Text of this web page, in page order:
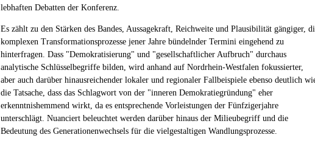
lebhaften Debatten der Konferenz.
Es zählt zu den Stärken des Bandes, Aussagekraft, Reichweite und Plausibilität gängiger,
komplexen Transformationsprozesse jener Jahre bündelnder Termini eingehend zu
hinterfragen. Dass "Demokratisierung" und "gesellschaftlicher Aufbruch" durchaus
analytische Schlüsselbegriffe bilden, wird anhand auf Nordrhein-Westfalen fokussierter,
aber auch darüber hinausreichender lokaler und regionaler Fallbeispiele ebenso deutlich
die Tatsache, dass das Schlagwort von der "inneren Demokratiegründung" eher
erkenntnishemmend wirkt, da es entsprechende Vorleistungen der Fünfzigerjahre
unterschlägt. Nuanciert beleuchtet werden darüber hinaus der Milieubegriff und die
Bedeutung des Generationenwechsels für die vielgestaltigen Wandlungsprozesse.